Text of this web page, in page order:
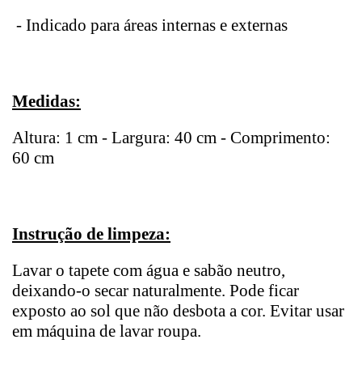
- Indicado para áreas internas e externas
Medidas:
Altura: 1 cm - Largura: 40 cm - Comprimento:
60 cm
Instrução de limpeza:
Lavar o tapete com água e sabão neutro,
deixando-o secar naturalmente. Pode ficar
exposto ao sol que não desbota a cor. Evitar usar
em máquina de lavar roupa.